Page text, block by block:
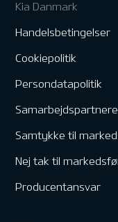
Kia Danmark
Handelsbetingelser
Cookiepolitik
Persondatapolitik
Samarbejdspartnere
Samtykke til
Nej tak til
Producentansvar